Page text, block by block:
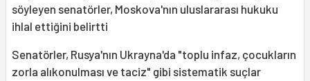
söyleyen senatörler, Moskova'nın uluslararası hukuku
ihlal ettiğini belirtti
Senatörler, Rusya'nın Ukrayna'da "toplu infaz, çocukların
zorla alıkonulması ve taciz" gibi sistematik suçlar